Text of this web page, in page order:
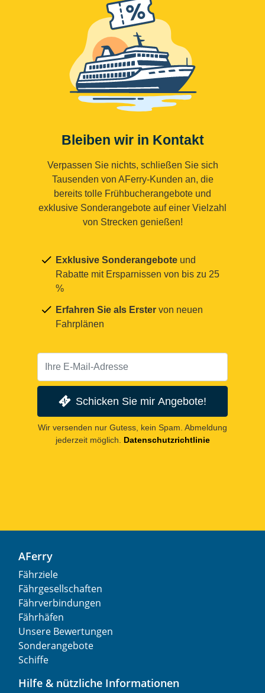
Bleiben wir in Kontakt
Verpassen Sie nichts, schließen Sie sich
Tausenden von AFerry-Kunden an, die
bereits tolle Frühbucherangebote und
exklusive Sonderangebote auf einer Vielzahl
von Strecken genießen!
Exklusive Sonderangebote und
Rabatte mit Ersparnissen von bis zu 25
%
Erfahren Sie als Erster von neuen
Fahrplänen
Schicken Sie mir Angebote!
Wir versenden nur Gutess, kein Spam. Abmeldung
jederzeit möglich.
Datenschutzrichtlinie
AFerry
Fährziele
Fährgesellschaften
Fährverbindungen
Fährhäfen
Unsere Bewertungen
Sonderangebote
Schiffe
Hilfe & nützliche Informationen